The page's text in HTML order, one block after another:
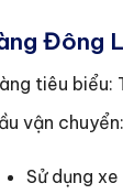
Đông
tiêu biểu:
vận chuyển:
Sử dụng